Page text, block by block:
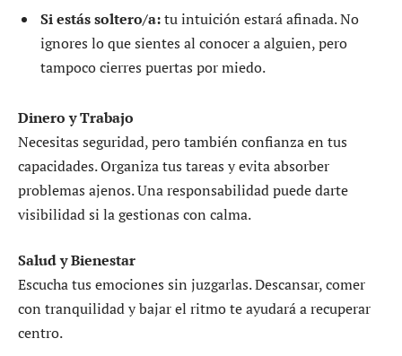
Si estás soltero/a:tu intuición estará afinada. No
ignores lo que sientes al conocer a alguien, pero
tampoco cierres puertas por miedo.
Dinero y Trabajo
Necesitas seguridad, pero también confianza en tus
capacidades. Organiza tus tareas y evita absorber
problemas ajenos. Una responsabilidad puede darte
visibilidad si la gestionas con calma.
Salud y Bienestar
Escucha tus emociones sin juzgarlas. Descansar, comer
con tranquilidad y bajar el ritmo te ayudará a recuperar
centro.